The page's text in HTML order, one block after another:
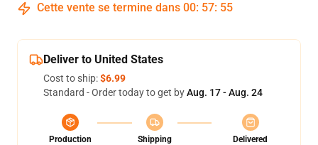
Cette vente se termine dans 00: 57: 54
Deliver to United States
Cost to ship:$6.99
Standard - Order today to get byAug. 17 - Aug. 24
Production
Shipping
Delivered